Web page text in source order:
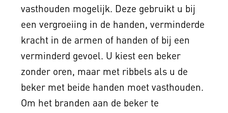
vasthouden mogelijk. Deze gebruikt u bij
een vergroeiing in de handen, verminderde
kracht in de armen of handen of bij een
verminderd gevoel. U kiest een beker
zonder oren, maar met ribbels als u de
beker met beide handen moet vasthouden.
Om het branden aan de beker te